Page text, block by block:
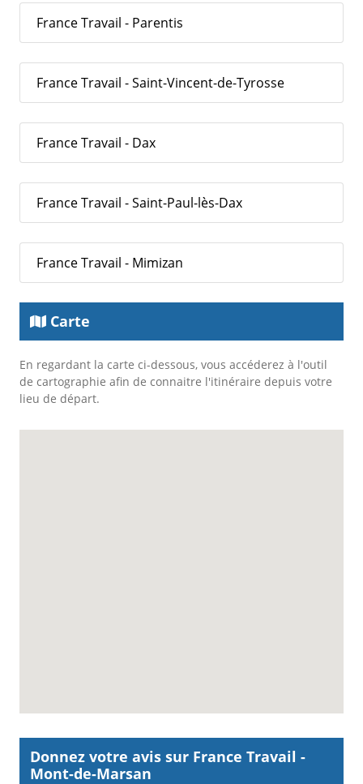
France Travail - Parentis
France Travail - Saint-Vincent-de-Tyrosse
France Travail - Dax
France Travail - Saint-Paul-lès-Dax
France Travail - Mimizan
Carte
En regardant la carte ci-dessous, vous accéderez à l'outil
de cartographie afin de connaitre l'itinéraire depuis votre
lieu de départ.
Donnez votre avis sur France Travail -
Mont-de-Marsan